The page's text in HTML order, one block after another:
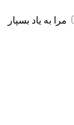
مرا به یاد بسپار